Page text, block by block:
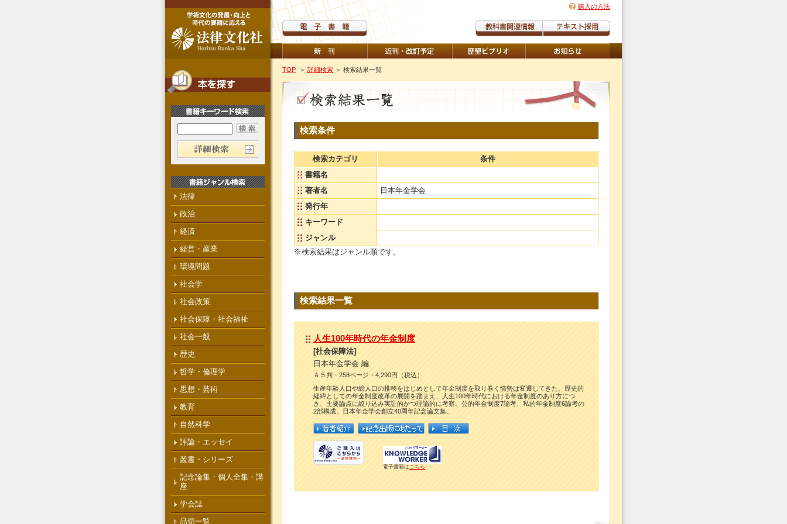
購入の方法
TOP ＞ 詳細検索 ＞ 検索結果一覧
検索条件
検索カテゴリ
条件
書籍名
著者名
日本年金学会
発行年
キーワード
ジャンル
※検索結果はジャンル順です。
検索結果一覧
人生100年時代の年金制度
[社会保障法]
日本年金学会 編
Ａ５判・258ページ・4,290円（税込）
生産年齢人口や総人口の推移をはじめとして年金制度を取り巻く情勢は変遷してきた。歴史的
経緯としての年金制度改革の展開を踏まえ、人生100年時代における年金制度のあり方につ
き、主要論点に絞り込み実証的かつ理論的に考察。公的年金制度7論考、私的年金制度6論考の
2部構成。日本年金学会創立40周年記念論文集。
電子書籍は こちら
法律
政治
経済
経営・産業
環境問題
社会学
社会政策
社会保障・社会福祉
社会一般
歴史
哲学・倫理学
思想・芸術
教育
自然科学
評論・エッセイ
叢書・シリーズ
記念論集・個人全集・講
座
学会誌
品切一覧